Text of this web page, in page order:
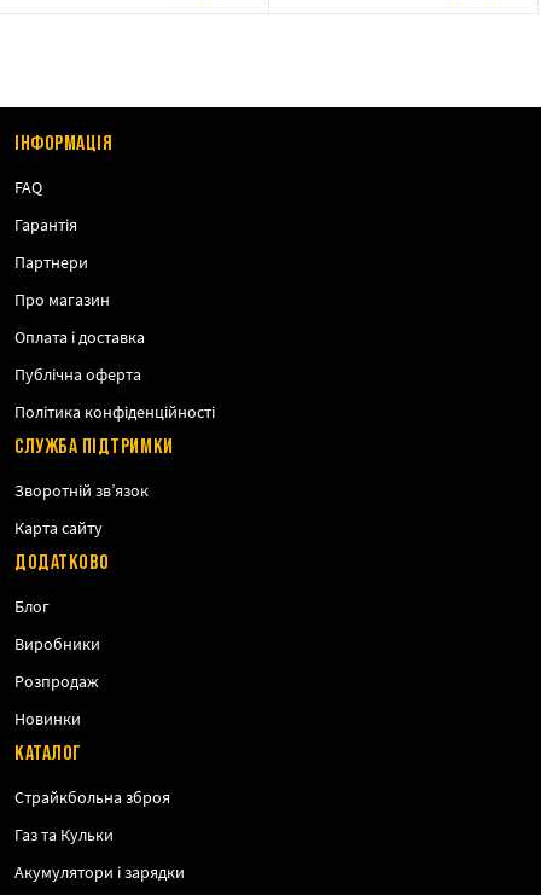
ІНФОРМАЦІЯ
FAQ
Гарантія
Партнери
Про магазин
Оплата і доставка
Публічна оферта
Політика конфіденційності
СЛУЖБА ПІДТРИМКИ
Зворотній зв’язок
Карта сайту
ДОДАТКОВО
Блог
Виробники
Розпродаж
Новинки
КАТАЛОГ
Страйкбольна зброя
Газ та Кульки
Акумулятори і зарядки